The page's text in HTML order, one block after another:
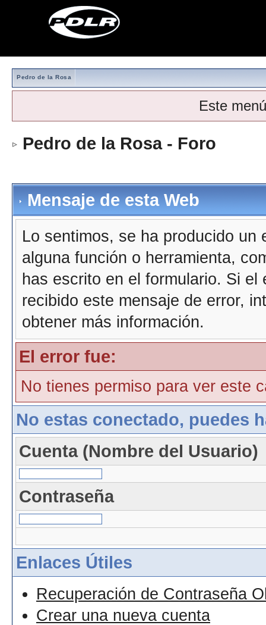
Pedro de la Rosa
Este
Pedro de la Rosa - Foro
Mensaje de esta Web
Lo sentimos, se ha producido
alguna función o herramienta,
has escrito en el formulario. Si
recibido este mensaje de error,
obtener más información.
El error fue:
No tienes permiso para ver este
No estas conectado, puedes
Cuenta (Nombre del Usuario)
Contraseña
Enlaces Útiles
Recuperación de Contraseña
Crear una nueva cuenta